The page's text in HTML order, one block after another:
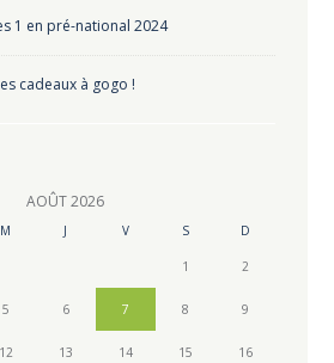
1 en pré-national 2024
cadeaux à gogo !
AOÛT2026
M J V S D
1 2
5 6 7 8 9
12 13 14 15 16